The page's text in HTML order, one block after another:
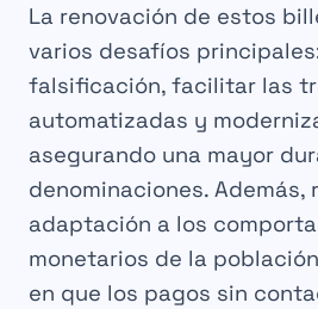
La renovación de estos
varios desafíos
falsificación, facilitar las
automatizadas y
asegurando una mayor
denominaciones. Además,
adaptación a los
monetarios de la
en que los pagos sin